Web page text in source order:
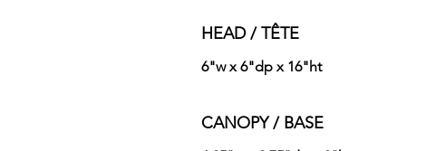
HEAD / TÊTE
6"w x 6"dp x 16"ht
CANOPY / BASE